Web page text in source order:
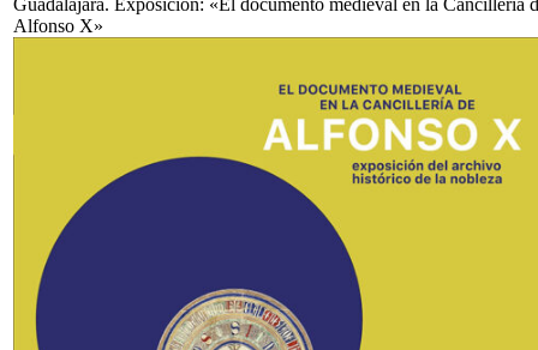
Guadalajara. Exposición: «El documento medieval en la Cancillería
Alfonso X»